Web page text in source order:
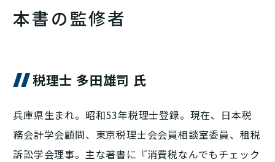
本書の監修者
税理士 多田雄司 氏
兵庫県生まれ。昭和53年税理士登録。現在、日本税
務会計学会顧問、東京税理士会会員相談室委員、租税
訴訟学会理事。主な著書に『消費税なんでもチェック